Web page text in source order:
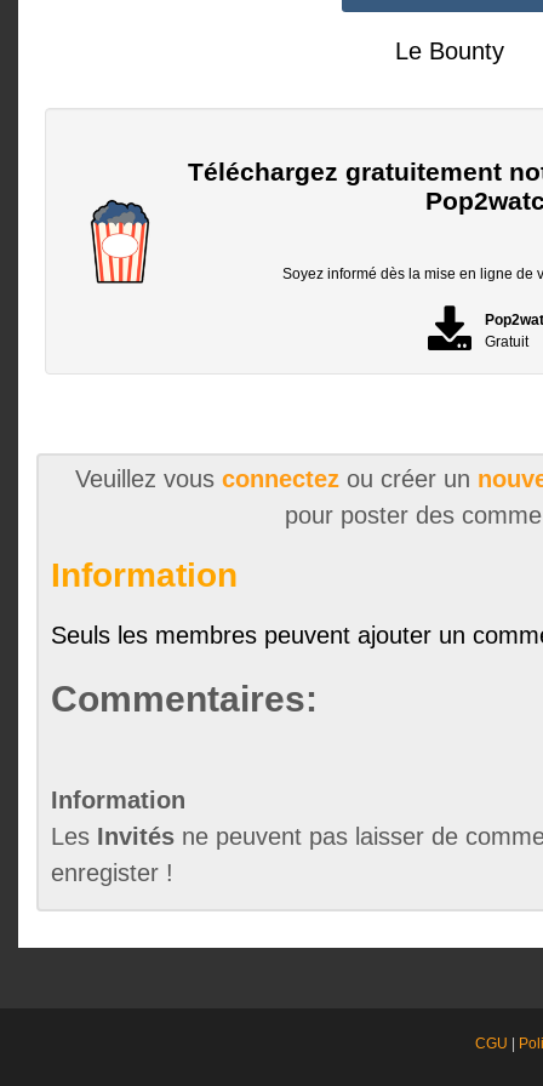
Le Bounty
Téléchargez gratuitement
Soyez informé dès la mise en ligne de
Gratuit
Veuillez vous connectezou créer un
pour poster des
Information
Seuls les membres peuvent ajouter un
Commentaires:
Information
Les Invités ne peuvent pas laisser de
enregister !
CGU